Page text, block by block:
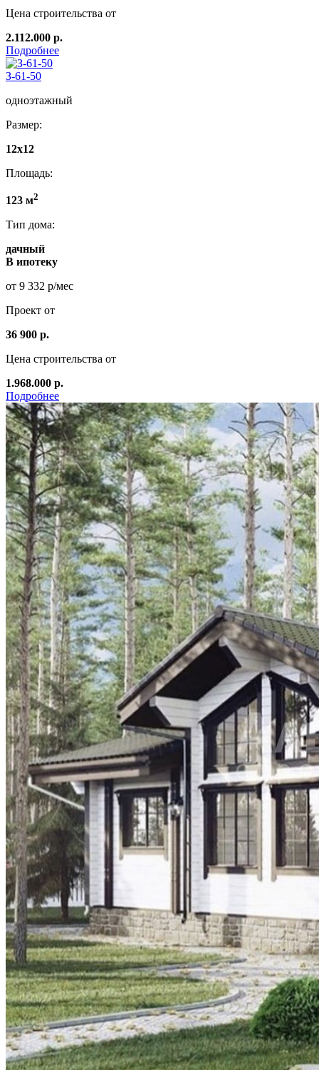
Цена строительства от
2.112.000 р.
Подробнее
З-61-50
одноэтажный
Размер:
12x12
Площадь:
123 м2
Тип дома:
дачный
В ипотеку
от 9 332 р/мес
Проект от
36 900 р.
Цена строительства от
1.968.000 р.
Подробнее